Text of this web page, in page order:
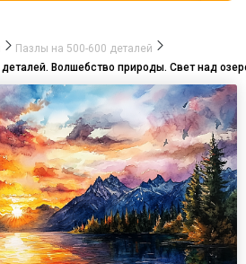
Пазлы на 500-600 деталей
Волшебство природы. Свет над